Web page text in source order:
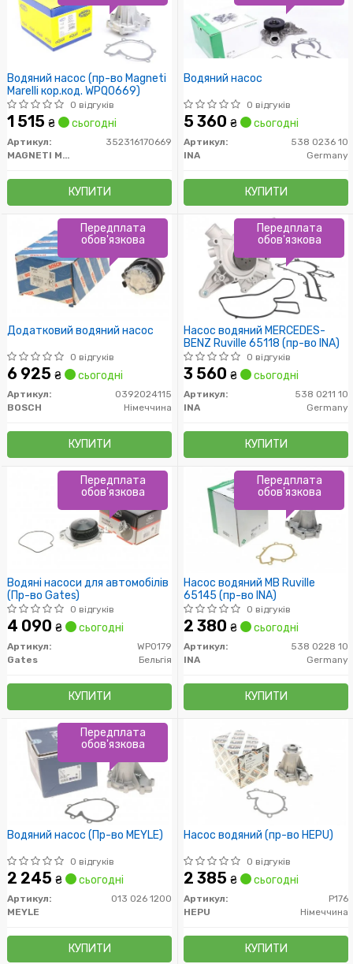
Водяний насос (пр-во Magneti
Marelli кор.код. WPQ0669)
0 відгуків
1 515 ₴ сьогодні
Артикул:
352316170669
MAGNETI MARELLI
КУПИТИ
Водяний насос
0 відгуків
5 360 ₴ сьогодні
Артикул:
538 0236 10
INA
Germany
КУПИТИ
Додатковий водяний насос
0 відгуків
6 925 ₴ сьогодні
Артикул:
0392024115
BOSCH
Німеччина
КУПИТИ
Передплата
обов'язкова
Насос водяний MERCEDES-
BENZ Ruville 65118 (пр-во INA)
0 відгуків
3 560 ₴ сьогодні
Артикул:
538 0211 10
INA
Germany
КУПИТИ
Передплата
обов'язкова
Водяні насоси для автомобілів
(Пр-во Gates)
0 відгуків
4 090 ₴ сьогодні
Артикул:
WP0179
Gates
Бельгія
КУПИТИ
Передплата
обов'язкова
Насос водяний MB Ruville
65145 (пр-во INA)
0 відгуків
2 380 ₴ сьогодні
Артикул:
538 0228 10
INA
Germany
КУПИТИ
Передплата
обов'язкова
Водяний насос (Пр-во MEYLE)
0 відгуків
2 245 ₴ сьогодні
Артикул:
013 026 1200
MEYLE
КУПИТИ
Передплата
обов'язкова
Насос водяний (пр-во HEPU)
0 відгуків
2 385 ₴ сьогодні
Артикул:
P176
HEPU
Німеччина
КУПИТИ